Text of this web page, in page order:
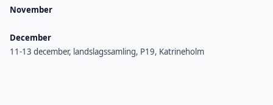
November
December
11-13 december, landslagssamling, P19, Katrineholm